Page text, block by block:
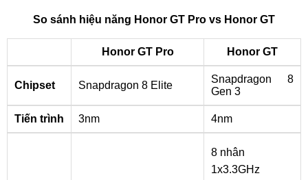
So sánh hiệu năng Honor GT Pro vs Honor GT
Honor GT Pro Honor GT
Chipset Snapdragon 8 Elite
Snapdragon 8
Gen 3
Tiến trình 3nm 4nm
8 nhân
1x3.3GHz